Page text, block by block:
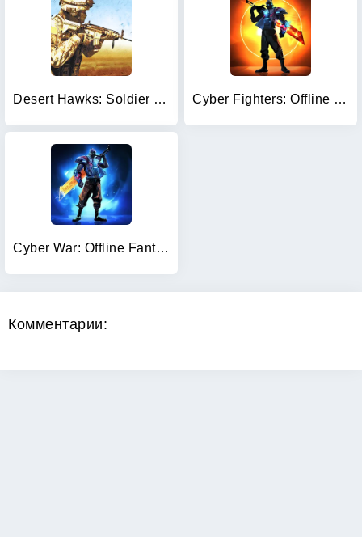
Desert Hawks: Soldier War Game Cyber Fighters: Offline Game
Cyber War: Offline Fantasy RPG
Комментарии: